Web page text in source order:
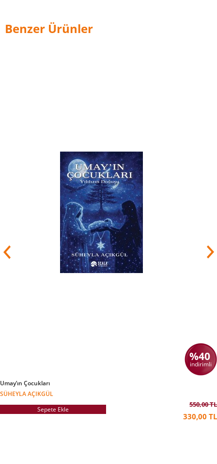
Benzer Ürünler
%40
indirimli
Umay’ın Çocukları
SÜHEYLA AÇIKGÜL
Sepete Ekle
550,00 TL
330,00 TL